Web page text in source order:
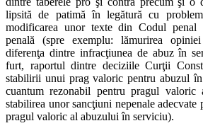
lipsită de patimă în legătură cu
modificarea unor texte din Codul penal
penală (spre exemplu: lămurirea
diferenţa dintre infracţiunea de abuz în
furt, raportul dintre deciziile Curţii
stabilirii unui prag valoric pentru abuzul
cuantum rezonabil pentru pragul
stabilirea unor sancţiuni nepenale adecvate
pragul valoric al abuzului în serviciu).